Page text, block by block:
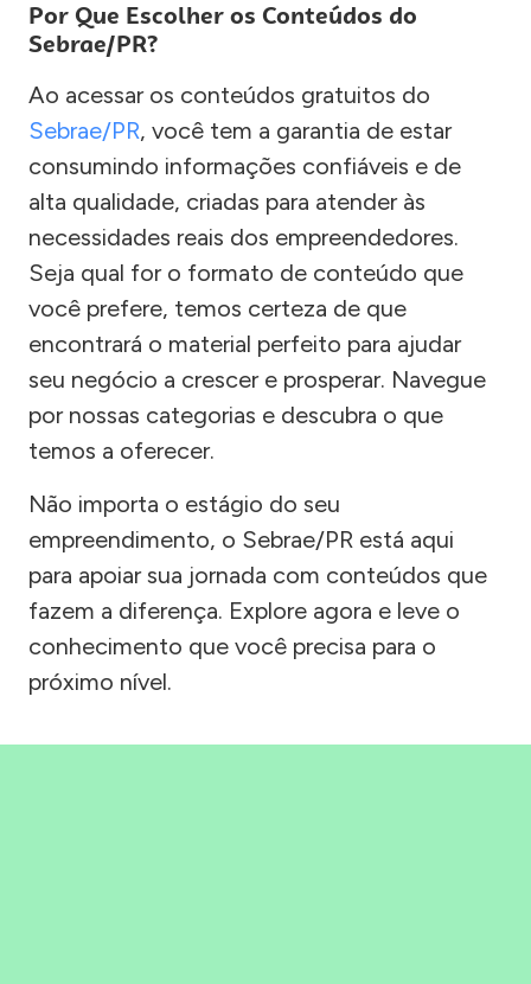
Por Que Escolher os Conteúdos do
Sebrae/PR?
Ao acessar os conteúdos gratuitos do
Sebrae/PR, você tem a garantia de estar
consumindo informações confiáveis e de
alta qualidade, criadas para atender às
necessidades reais dos empreendedores.
Seja qual for o formato de conteúdo que
você prefere, temos certeza de que
encontrará o material perfeito para ajudar
seu negócio a crescer e prosperar. Navegue
por nossas categorias e descubra o que
temos a oferecer.
Não importa o estágio do seu
empreendimento, o Sebrae/PR está aqui
para apoiar sua jornada com conteúdos que
fazem a diferença. Explore agora e leve o
conhecimento que você precisa para o
próximo nível.